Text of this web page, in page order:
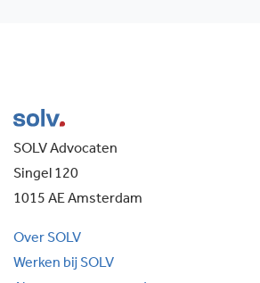
SOLV Advocaten
Singel 120
1015 AE Amsterdam
Over SOLV
Werken bij SOLV